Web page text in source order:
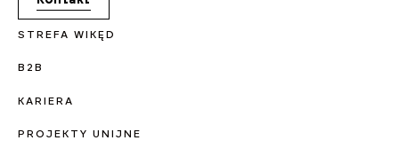
STREFA WIKĘD
B2B
KARIERA
PROJEKTY UNIJNE